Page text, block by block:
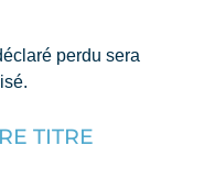
perdu sera
TITRE